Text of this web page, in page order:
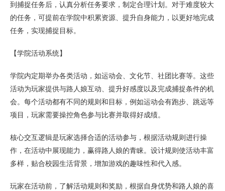
到捕捉任务后，认真分析任务要求，制定合理计划。对于难度较大
的任务，可提前在学院中积累资源、提升自身能力，以更好地完成
任务，实现捕捉目标。
【学院活动系统】
学院内定期举办各类活动，如运动会、文化节、社团比赛等。这些
活动为玩家提供与路人娘互动、提升好感度以及完成捕捉条件的机
会。每个活动都有不同的规则和目标，例如运动会有跑步、跳远等
项目，玩家需要操控角色参与比赛并取得好成绩。
核心交互逻辑是玩家选择合适的活动参与，根据活动规则进行操
作，在活动中展现能力，赢得路人娘的青睐。设计规则使活动丰富
多样，贴合校园生活背景，增加游戏的趣味性和代入感。
玩家在活动前，了解活动规则和奖励，根据自身优势和路人娘的喜